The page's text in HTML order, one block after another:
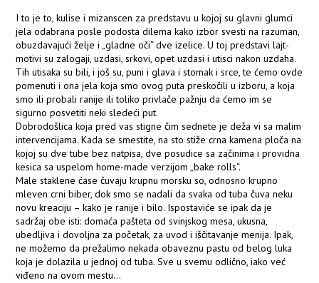
I to je to, kulise i mizanscen za predstavu u kojoj su glavni glumci
jela odabrana posle podosta dilema kako izbor svesti na razuman,
obuzdavajući želje i „gladne oči“ dve izelice. U toj predstavi lajt-
motivi su zalogaji, uzdasi, srkovi, opet uzdasi i utisci nakon uzdaha.
Tih utisaka su bili, i još su, puni i glava i stomak i srce, te ćemo ovde
pomenuti i ona jela koja smo ovog puta preskočili u izboru, a koja
smo ili probali ranije ili toliko privlače pažnju da ćemo im se
sigurno posvetiti neki sledeći put.
Dobrodošlica koja pred vas stigne čim sednete je deža vi sa malim
intervencijama. Kada se smestite, na sto stiže crna kamena ploča na
kojoj su dve tube bez natpisa, dve posudice sa začinima i providna
kesica sa uspelom home-made verzijom „bake rolls“.
Male staklene ćase čuvaju krupnu morsku so, odnosno krupno
mleven crni biber, dok smo se nadali da svaka od tuba čuva neku
novu kreaciju – kako je ranije i bilo. Ispostaviće se ipak da je
sadržaj obe isti: domaća pašteta od svinjskog mesa, ukusna,
ubedljiva i dovoljna za početak, za uvod i iščitavanje menija. Ipak,
ne možemo da prežalimo nekada obaveznu pastu od belog luka
koja je dolazila u jednoj od tuba. Sve u svemu odlično, iako već
viđeno na ovom mestu...